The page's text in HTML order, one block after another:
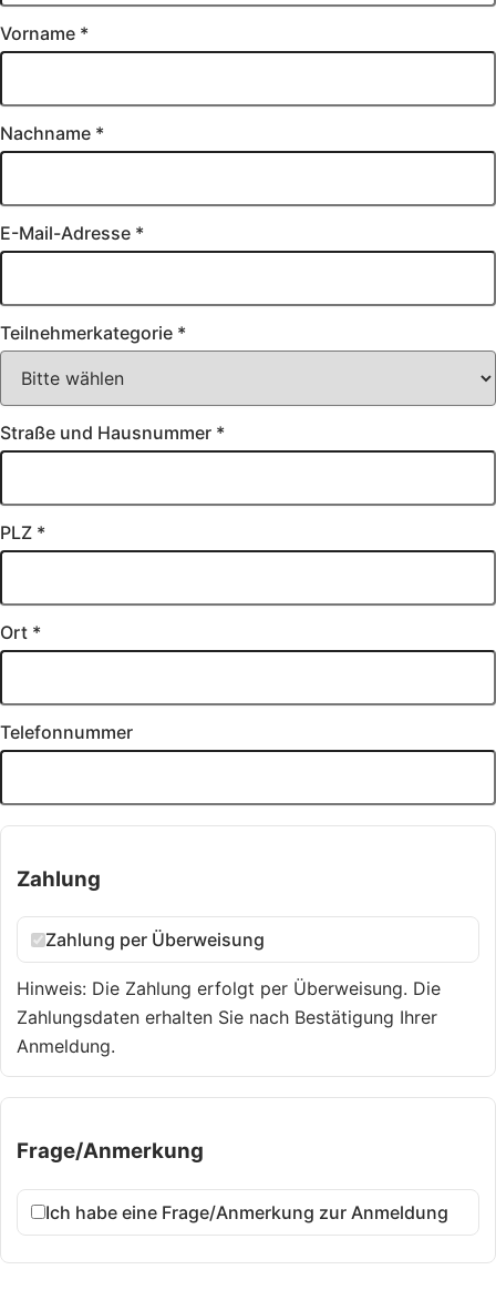
Vorname *
Nachname *
E-Mail-Adresse *
Teilnehmerkategorie *
Straße und Hausnummer *
PLZ *
Ort *
Telefonnummer
Zahlung
Zahlung per Überweisung
Hinweis: Die Zahlung erfolgt per Überweisung. Die
Zahlungsdaten erhalten Sie nach Bestätigung Ihrer
Anmeldung.
Frage/Anmerkung
Ich habe eine Frage/Anmerkung zur Anmeldung